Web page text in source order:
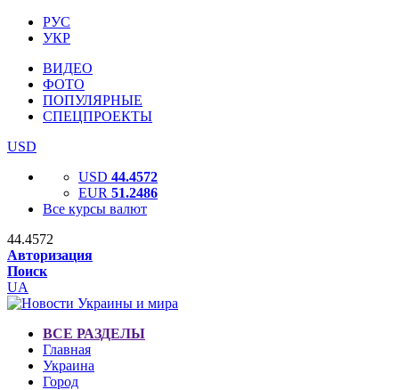
РУС
УКР
ВИДЕО
ФОТО
ПОПУЛЯРНЫЕ
СПЕЦПРОЕКТЫ
USD
USD 44.4572
EUR 51.2486
Все курсы валют
44.4572
Авторизация
Поиск
UA
ВСЕ РАЗДЕЛЫ
Главная
Украина
Город